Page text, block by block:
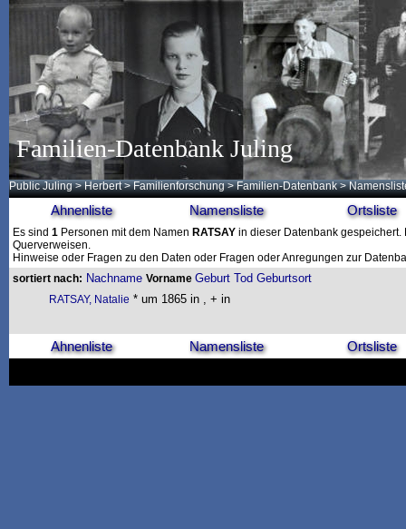
Familien-Datenbank Juling
Public Juling >Herbert >Familienforschung >Familien-Datenbank >
Ahnenliste Namensliste Ortsliste
Es sind 1 Personen mit dem Namen RATSAY in dieser Datenbank
Querverweisen.
Hinweise oder Fragen zu den Daten oder Fragen oder Anregungen zur
sortiert nach: Nachname Vorname Geburt Tod Geburtsort
RATSAY, Natalie * um 1865 in , + in
Ahnenliste Namensliste Ortsliste